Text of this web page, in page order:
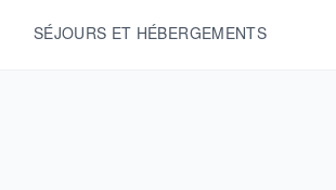
SÉJOURS ET HÉBERGEMENTS